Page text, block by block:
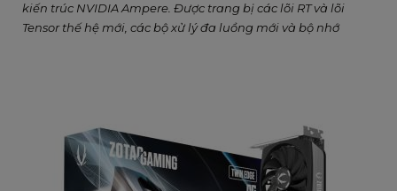
kiến trúc NVIDIA Ampere. Được trang bị các lõi RT và lõi
Tensor thế hệ mới, các bộ xử lý đa luồng mới và bộ nhớ